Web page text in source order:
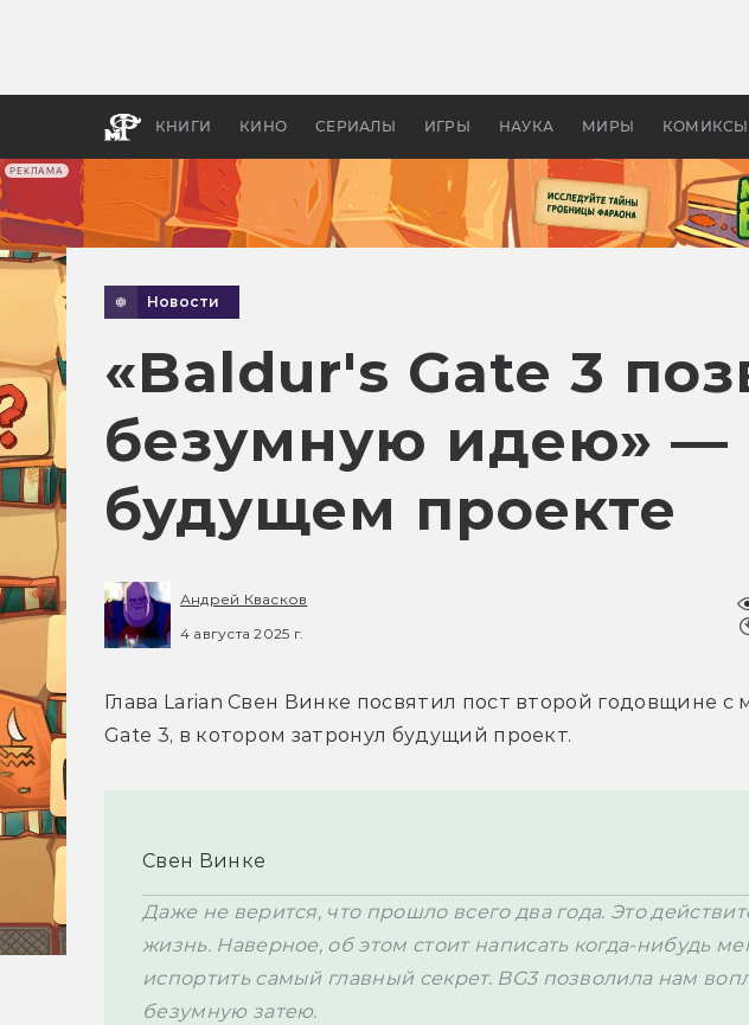
РЕКЛАМА
КНИГИ КИНО СЕРИАЛЫ ИГРЫ НАУКА МИРЫ КОМИКСЫ
апокалипсис, в России —
Новости
«Baldur's Gate 3
безумную идею» —
будущем проекте
Андрей Квасков
4 августа 2025 г.
Глава Larian Свен Винке посвятил пост второй годовщине с
Gate 3, в котором затронул будущий проект.
Свен Винке
Даже не верится, что прошло всего два года. Это
жизнь. Наверное, об этом стоит написать когда-нибудь
испортить самый главный секрет. BG3 позволила нам
безумную затею.